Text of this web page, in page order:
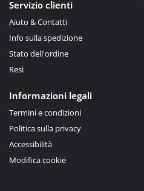
Servizio clienti
Aiuto & Contatti
Info sulla spedizione
Stato dell'ordine
Resi
Informazioni legali
Termini e condizioni
Politica sulla privacy
Accessibilità
Modifica cookie